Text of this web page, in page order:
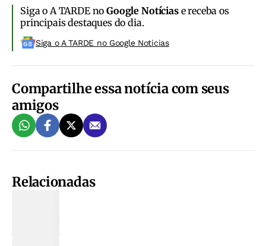
Siga o A TARDE noGoogle Notíciase receba os
principais destaques do dia.
Siga o A TARDE no Google Noticias
Compartilhe essa notícia com seus
amigos
Relacionadas